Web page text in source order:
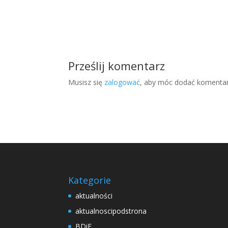
Prześlij komentarz
Musisz się zalogować, aby móc dodać
Kategorie
aktualności
aktualnoscipodstrona